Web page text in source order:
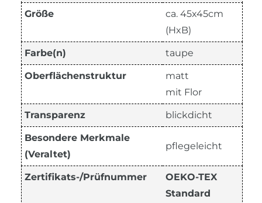
Größe
ca. 45x45cm
(HxB)
Farbe(n) taupe
Oberflächenstruktur
matt
mit Flor
Transparenz blickdicht
Besondere Merkmale
(Veraltet)
pflegeleicht
Zertifikats-/Prüfnummer
OEKO-TEX
Standard